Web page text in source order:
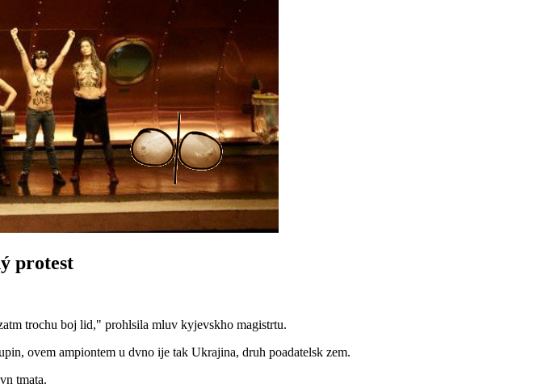
protest
trochu boj lid," prohlsila mluv kyjevskho magistrtu.
ovem ampiontem u dvno ije tak Ukrajina, druh poadatelsk zem.
tmata.